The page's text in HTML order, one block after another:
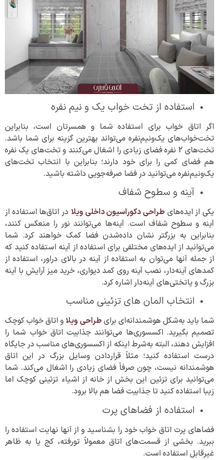
استفاده از تخت خواب یک و نیم نفره
اگر اتاق خواب برای استفاده شما و همسرتان است، بنابراین
تخت‌خواب‌های یک‌و‌نیم‌نفره می‌تواند بهترین گزینه برای شما باشد.
تخت‌های 2 نفره فضای زیادی را اشغال می‌کنند و تخت‌های یک نفره
هم فضای کمی را برای خود دارند؛ بنابراین با انتخاب تخت‌های
یک‌و‌نیم‌نفره می‌توانید در فضا صرفه‌جویی داشته باشید.
آینه و سطوح شفاف
یکی از ایده‌های طراحی دکوراسیون داخلی ویلادر اتاق‌ها استفاده از
آینه و سطوح شفاف است. آینه‌ها می‌توانند نور را منعکس کنند،
بنابراین به بزرگتر نشان داده‌شدن فضا کمک خواهند کرد. شما
می‌توانید از ایده‌های مختلفی برای استفاده از آینه استفاده کنید که
از جمله آنها می‌توان به استفاده از آینه در بالای دراور، استفاده از
کمد‌های آینه‌دار، نصب آینه روی کمد دیواری، خرید میز آرایش با آینه
بزرگ و پاتختی‌های آینه‌دار اشاره کرد.
انتخاب المان های تزئینی مناسب
شما باید به‌شکل هوشمندانه‌ای برایطراحی ویلاو اتاق خواب کوچک
تصمیم بگیرید. اکسسوری‌ها می‌توانند جذابیت اتاق خواب شما را
افزایش دهند، البته به‌شرط اینکه از اکسسوری‌های مناسب در جایگاه
درست استفاده کنید؛ مثلاً قراردادن وسایل بزرگ در این اتاق
هوشمندانه نیست، چون صرفاً فضای زیادی را اشغال می‌کند. شما
می‌توانید برای تزئین این بخش از خانه از اشیاء تزئینی کوچک اما
زیبا استفاده کنید تا جذابیت فضا هم بالا برود.
استفاده از فضاهای پرت
فضا‌های پرت اتاق خواب خود را بشناسید و از آنها نهایت استفاده را
ببرید. بخشی از قسمت‌های اتاق معمولاً تورفته، کج یا به ظاهر
غیرقابل استفاده است.